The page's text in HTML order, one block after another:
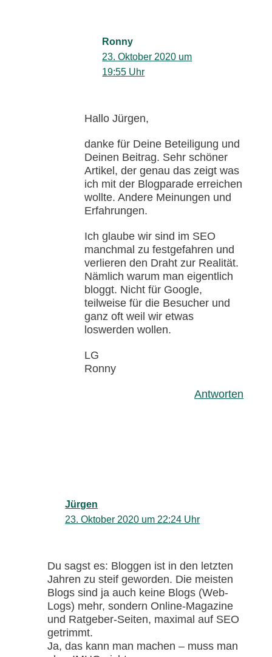
Ronny
23. Oktober 2020 um
19:55 Uhr
Hallo Jürgen,
danke für Deine Beteiligung und
Deinen Beitrag. Sehr schöner
Artikel, der genau das zeigt was
ich mit der Blogparade erreichen
wollte. Andere Meinungen und
Erfahrungen.
Ich glaube wir sind im SEO
manchmal zu festgefahren und
verlieren den Draht zur Realität.
Nämlich warum man eigentlich
bloggt. Nicht für Google,
teilweise für die Besucher und
ganz oft weil wir etwas
loswerden wollen.
LG
Ronny
Antworten
Jürgen
23. Oktober 2020 um 22:24 Uhr
Du sagst es: Bloggen ist in den letzten
Jahren zu steif geworden. Die meisten
Blogs sind ja auch keine Blogs (Web-
Logs) mehr, sondern Online-Magazine
und Ratgeber-Seiten, maximal auf SEO
getrimmt.
Ja, das kann man machen – muss man